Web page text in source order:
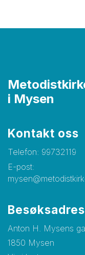
i Mysen
Kontakt oss
Telefon: 99732119
E-post:
Anton H. Mysens
1850 Mysen